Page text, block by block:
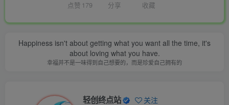
点赞 179 分享 收藏
Happiness isn't about getting what you want all the time, it's
about loving what you have.
幸福并不是一味得到自己想要的，而是珍爱自己拥有的
轻创终点站 关注